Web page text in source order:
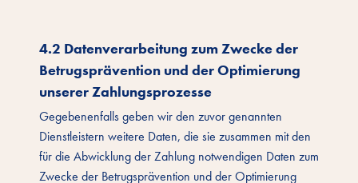
4.2 Datenverarbeitung zum Zwecke der
Betrugsprävention und der Optimierung
unserer Zahlungsprozesse
Gegebenenfalls geben wir den zuvor genannten
Dienstleistern weitere Daten, die sie zusammen mit den
für die Abwicklung der Zahlung notwendigen Daten zum
Zwecke der Betrugsprävention und der Optimierung